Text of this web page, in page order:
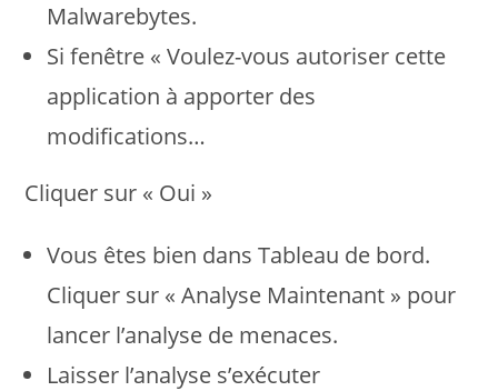
Malwarebytes.
Si fenêtre « Voulez-vous autoriser cette
application à apporter des
modifications…
Cliquer sur « Oui »
Vous êtes bien dans Tableau de bord.
Cliquer sur « Analyse Maintenant » pour
lancer l’analyse de menaces.
Laisser l’analyse s’exécuter